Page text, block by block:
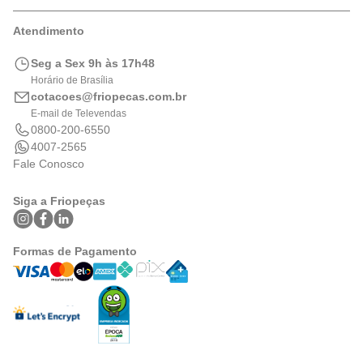
Logística
Meus Pedidos
Portal de Boletos
Atendimento
Seg a Sex 9h às 17h48
Horário de Brasília
cotacoes@friopecas.com.br
E-mail de Televendas
0800-200-6550
4007-2565
Fale Conosco
Siga a Friopeças
Formas de Pagamento